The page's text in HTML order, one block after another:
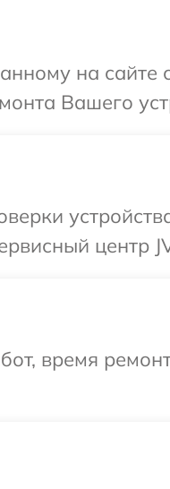
на сайте
Вашего
центр
время